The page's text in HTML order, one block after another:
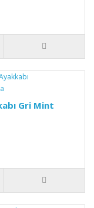
Gri Mint